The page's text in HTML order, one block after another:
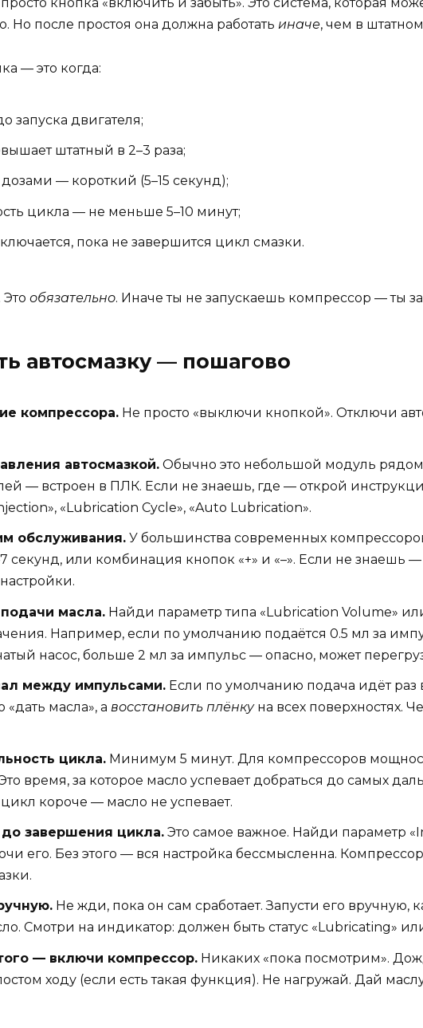
кнопка «включить и забыть». Это система, которая
Но после простоя она должна работать иначе, чем в
— это когда:
запуска двигателя;
штатный в 2–3 раза;
— короткий (5–15 секунд);
цикла — не меньше 5–10 минут;
пока не завершится цикл смазки.
Это обязательно. Иначе ты не запускаешь компрессор — ты
автосмазку — пошагово
компрессора. Не просто «выключи кнопкой». Отключи
автосмазкой. Обычно это небольшой модуль
— встроен в ПЛК. Если не знаешь, где — открой
«Lubrication Cycle», «Auto Lubrication».
обслуживания. У большинства современных
секунд, или комбинация кнопок «+» и «–». Если не знаешь
масла. Найди параметр типа «Lubrication Volume»
Например, если по умолчанию подаётся 0.5 мл за
насос, больше 2 мл за импульс — опасно, может
между импульсами. Если по умолчанию подача идёт раз
масла», а восстановить плёнкуна всех поверхностях.
цикла. Минимум 5 минут. Для компрессоров
время, за которое масло успевает добраться до самых
короче — масло не успевает.
до завершения цикла. Это самое важное. Найди параметр
его. Без этого — вся настройка бессмысленна.
Не жди, пока он сам сработает. Запусти его
Смотри на индикатор: должен быть статус «Lubricating»
— включи компрессор. Никаких «пока посмотрим».
ходу (если есть такая функция). Не нагружай. Дай